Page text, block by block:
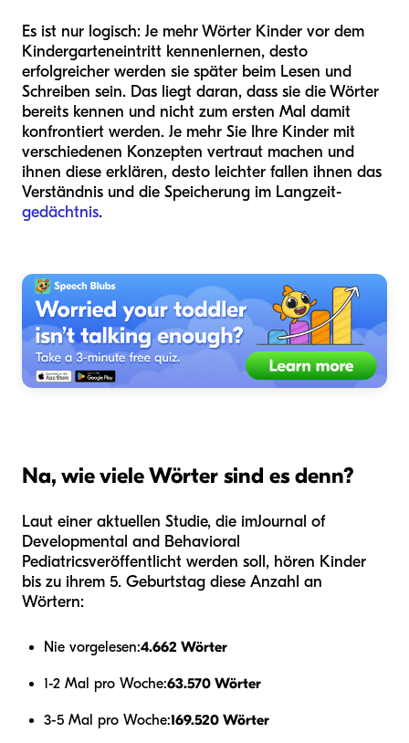
Es ist nur logisch: Je mehr Wörter Kinder vor dem
Kindergarteneintritt kennenlernen, desto
erfolgreicher werden sie später beim Lesen und
Schreiben sein. Das liegt daran, dass sie die Wörter
bereits kennen und nicht zum ersten Mal damit
konfrontiert werden. Je mehr Sie Ihre Kinder mit
verschiedenen Konzepten vertraut machen und
ihnen diese erklären, desto leichter fallen ihnen das
Verständnis und die Speicherung im Langzeit-
gedächtnis.
Na, wie viele Wörter sind es denn?
Laut einer aktuellen Studie, die imJournal of
Developmental and Behavioral
Pediatricsveröffentlicht werden soll, hören Kinder
bis zu ihrem 5. Geburtstag diese Anzahl an
Wörtern:
Nie vorgelesen:4.662 Wörter
1-2 Mal pro Woche:63.570 Wörter
3-5 Mal pro Woche:169.520 Wörter